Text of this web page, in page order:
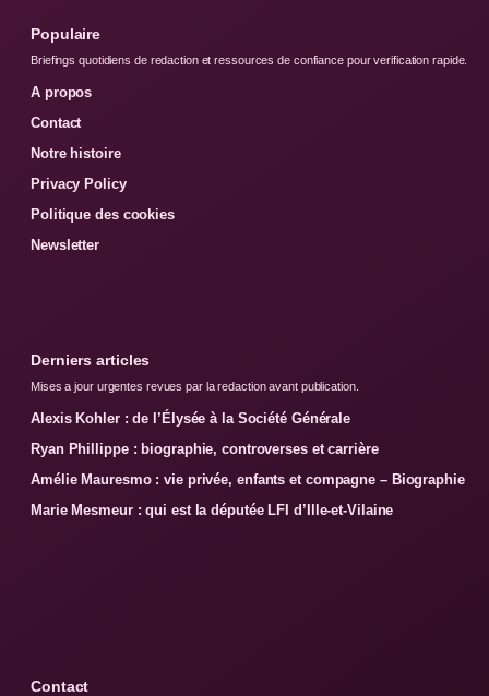
Populaire
Briefings quotidiens de redaction et ressources de confiance pour verification rapide.
A propos
Contact
Notre histoire
Privacy Policy
Politique des cookies
Newsletter
Derniers articles
Mises a jour urgentes revues par la redaction avant publication.
Alexis Kohler : de l’Élysée à la Société Générale
Ryan Phillippe : biographie, controverses et carrière
Amélie Mauresmo : vie privée, enfants et compagne – Biographie
Marie Mesmeur : qui est la députée LFI d’Ille-et-Vilaine
Contact